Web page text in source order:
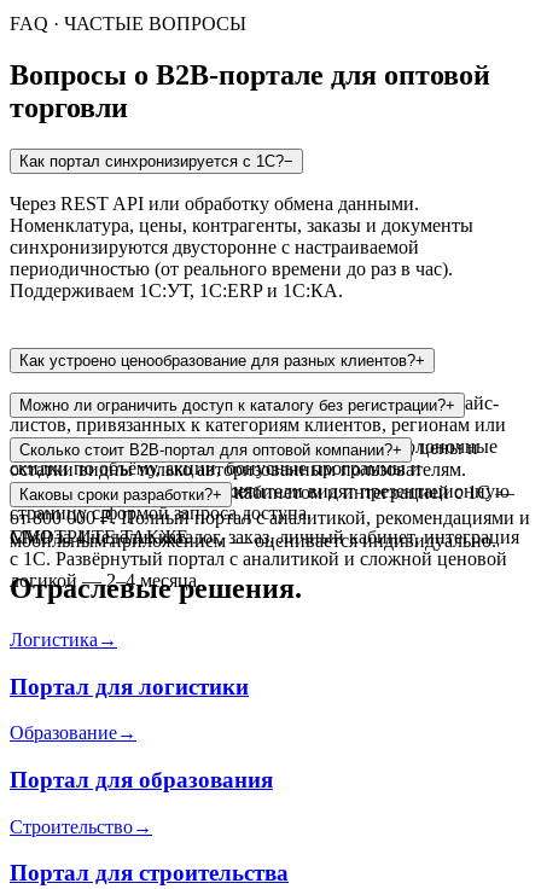
FAQ · ЧАСТЫЕ ВОПРОСЫ
Вопросы о B2B-портале для оптовой
торговли
Как портал синхронизируется с 1С?−
Через REST API или обработку обмена данными.
Номенклатура, цены, контрагенты, заказы и документы
синхронизируются двусторонне с настраиваемой
периодичностью (от реального времени до раз в час).
Поддерживаем 1С:УТ, 1С:ERP и 1С:КА.
Как устроено ценообразование для разных клиентов?+
Система поддерживает неограниченное количество прайс-
листов, привязанных к категориям клиентов, регионам или
конкретным контрагентам. Дополнительно — колоночные
скидки по объёму, акции, бонусные программы и
индивидуальные соглашения.
Можно ли ограничить доступ к каталогу без регистрации?+
Да, портал работает в закрытом режиме: каталог, цены и
остатки видны только авторизованным пользователям.
Незарегистрированные посетители видят презентационную
страницу с формой запроса доступа.
Сколько стоит B2B-портал для оптовой компании?+
MVP с каталогом, личным кабинетом и интеграцией с 1С —
от 800 000 ₽. Полный портал с аналитикой, рекомендациями и
мобильным приложением — оценивается индивидуально.
Каковы сроки разработки?+
MVP за 4 недели: каталог, заказ, личный кабинет, интеграция
с 1С. Развёрнутый портал с аналитикой и сложной ценовой
логикой — 2–4 месяца.
СМОТРИТЕ ТАКЖЕ
Отраслевые решения.
Логистика →
Портал для логистики
Образование→
Портал для образования
Строительство→
Портал для строительства